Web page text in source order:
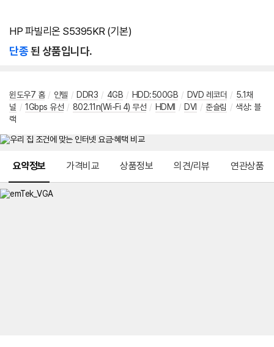
HP 파빌리온 S5395KR (기본)
단종된 상품입니다.
윈도우7 홈 / 인텔 / DDR3 / 4GB / HDD:500GB / DVD 레코더 / 5.1채
널 / 1Gbps 유선 / 802.11n(Wi-Fi 4) 무선 / HDMI / DVI / 준슬림 / 색상: 블
랙
요약정보 가격비교 상품정보 의견/리뷰 연관상품